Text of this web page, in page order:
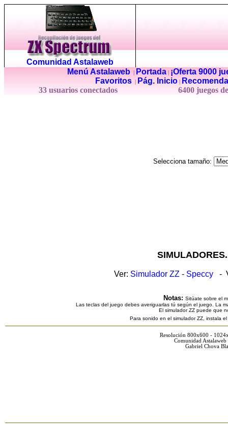
Comunidad Astalaweb
Menú Astalaweb| Portada|
¡Oferta 9000
Favoritos
Pág. Inicio
33 usuarios conectados
6400 juegos
Selecciona tamaño:
Ver: Simulador ZZ - Speccy -
Notas: Sitúate sobre el
Las teclas del juego debes averiguarlas tú según el juego. La
El simulador ZZ puede que
Para sonido en el simulador ZZ, instala
Resolución 800x600 -
Comunidad
Gabriel Chova